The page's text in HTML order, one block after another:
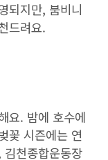
되지만, 붐비니
드려요.
요. 밤에 호수에
꽃 시즌에는 연
천종합운동장